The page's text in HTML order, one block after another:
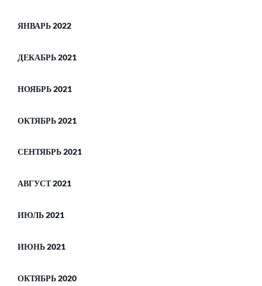
ЯНВАРЬ 2022
ДЕКАБРЬ 2021
НОЯБРЬ 2021
ОКТЯБРЬ 2021
СЕНТЯБРЬ 2021
АВГУСТ 2021
ИЮЛЬ 2021
ИЮНЬ 2021
ОКТЯБРЬ 2020